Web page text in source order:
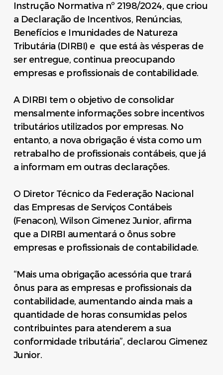
Instrução Normativa nº 2198/2024, que criou
a Declaração de Incentivos, Renúncias,
Benefícios e Imunidades de Natureza
Tributária (DIRBI) e que está às vésperas de
ser entregue, continua preocupando
empresas e profissionais de contabilidade.
A DIRBI tem o objetivo de consolidar
mensalmente informações sobre incentivos
tributários utilizados por empresas. No
entanto, a nova obrigação é vista como um
retrabalho de profissionais contábeis, que já
a informam em outras declarações.
O Diretor Técnico da Federação Nacional
das Empresas de Serviços Contábeis
(Fenacon), Wilson Gimenez Junior, afirma
que a DIRBI aumentará o ônus sobre
empresas e profissionais de contabilidade.
“Mais uma obrigação acessória que trará
ônus para as empresas e profissionais da
contabilidade, aumentando ainda mais a
quantidade de horas consumidas pelos
contribuintes para atenderem a sua
conformidade tributária”, declarou Gimenez
Junior.